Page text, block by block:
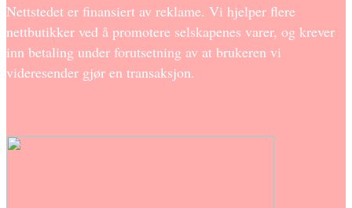
Nettstedet er finansiert av reklame. Vi hjelper flere
nettbutikker ved å promotere selskapenes varer, og krever
inn betaling under forutsetning av at brukeren vi
videresender gjør en transaksjon.